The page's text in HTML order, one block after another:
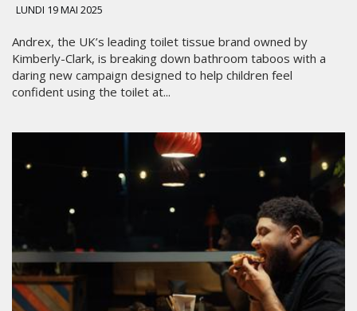
LUNDI 19 MAI 2025
Andrex, the UK’s leading toilet tissue brand owned by
Kimberly-Clark, is breaking down bathroom taboos with a
daring new campaign designed to help children feel
confident using the toilet at...